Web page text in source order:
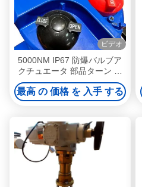
ビデオ
5000NM IP67 防爆バルブア
クチュエータ 部品ターン 電
気 OEM
最高 の 価格 を 入手 する